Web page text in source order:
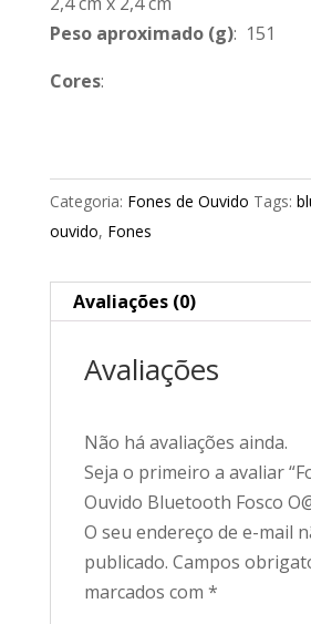
Peso aproximado(g): 151
Cores:
Categoria: Fones de Ouvido Tags:
ouvido, Fones
Avaliações (0)
Avaliações
Não há avaliações ainda.
Seja o primeiro a avaliar
Ouvido Bluetooth Fosco
O seu endereço de e-mail
publicado. Campos
marcados com *